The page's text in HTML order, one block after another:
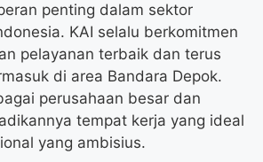
penting dalam sektor
KAI selalu berkomitmen
pelayanan terbaik dan terus
di area Bandara Depok.
perusahaan besar dan
tempat kerja yang ideal
yang ambisius.